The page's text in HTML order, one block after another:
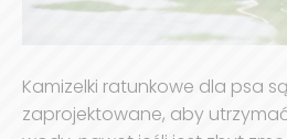
Kamizelki ratunkowe dla psa
zaprojektowane, aby